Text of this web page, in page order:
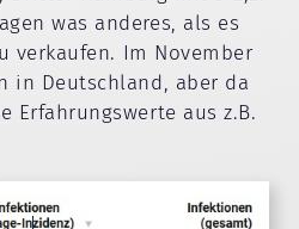
was anderes, als es
verkaufen. Im November
in Deutschland, aber da
Erfahrungswerte aus z.B.